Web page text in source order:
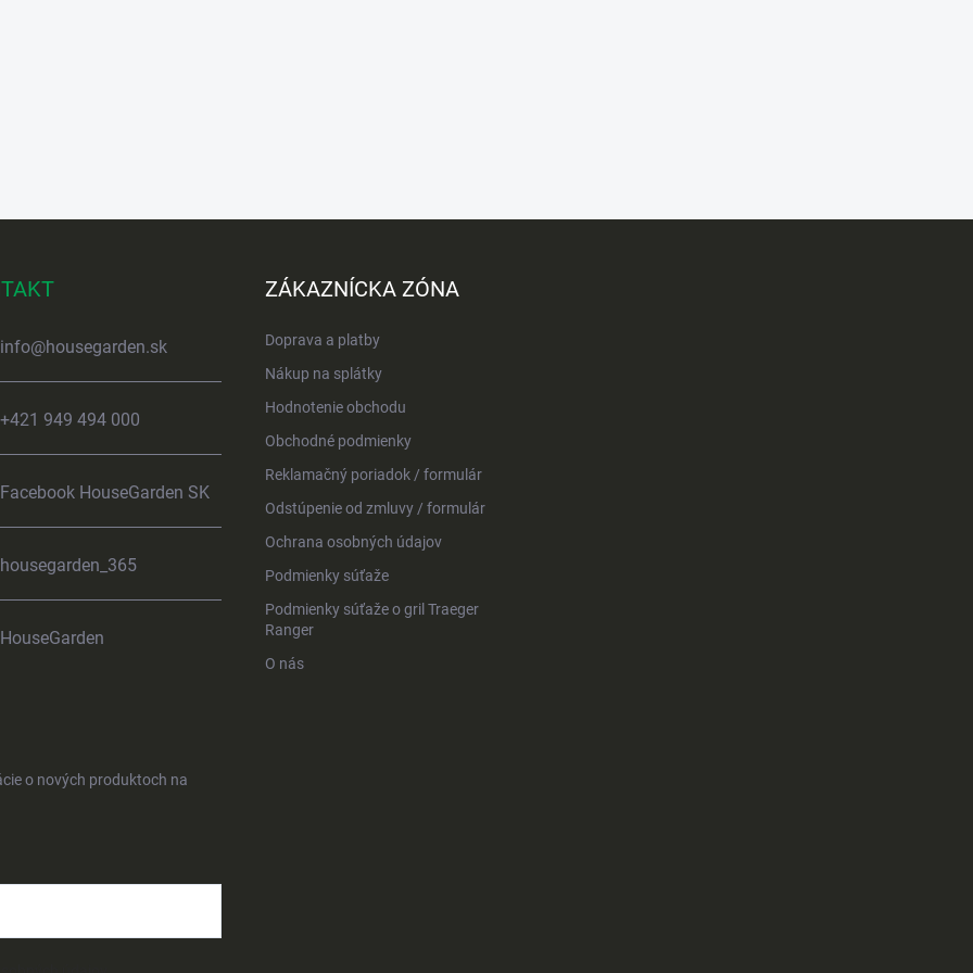
info@housegarden.sk
+421 949 494 000
Facebook HouseGarden SK
housegarden_365
HouseGarden
ZÁKAZNÍCKA ZÓNA
Doprava a platby
Nákup na splátky
Hodnotenie obchodu
Obchodné podmienky
Reklamačný poriadok / formulár
Odstúpenie od zmluvy / formulár
Ochrana osobných údajov
Podmienky súťaže
Podmienky súťaže o gril Traeger
Ranger
O nás
o nových produktoch na